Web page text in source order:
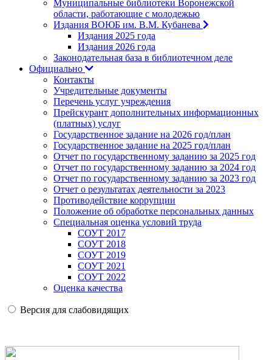
Муниципальные библиотеки Воронежской
области, работающие с молодежью
Издания ВОЮБ им. В.М. Кубанева
Издания 2025 года
Издания 2026 года
Законодательная база в библиотечном деле
Официально
Контакты
Учредительные документы
Перечень услуг учреждения
Прейскурант дополнительных информационных
(платных) услуг
Государственное задание на 2026 год/план
Государственное задание на 2025 год/план
Отчет по государственному заданию за 2025 год
Отчет по государственному заданию за 2024 год
Отчет по государственному заданию за 2023 год
Отчет о результатах деятельности за 2023
Противодействие коррупции
Положение об обработке персональных данных
Специальная оценка условий труда
СОУТ 2017
СОУТ 2018
СОУТ 2019
СОУТ 2021
СОУТ 2022
Оценка качества
Версия для слабовидящих